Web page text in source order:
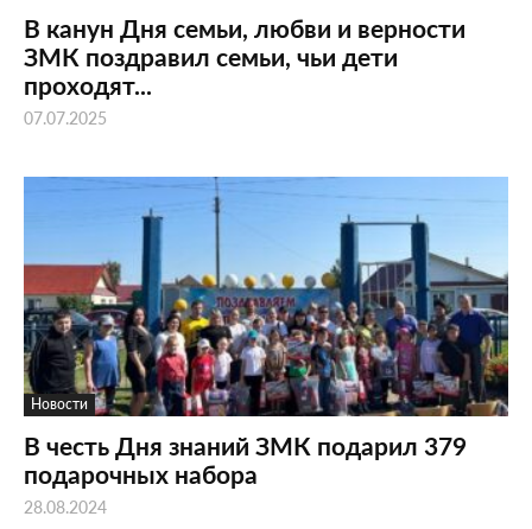
В канун Дня семьи, любви и верности
ЗМК поздравил семьи, чьи дети
проходят...
07.07.2025
Новости
В честь Дня знаний ЗМК подарил 379
подарочных набора
28.08.2024